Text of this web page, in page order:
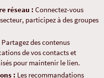
réseau : Connectez-vous
participez à des groupes
Partagez des contenus
de vos contacts et
pour maintenir le lien.
: Les recommandations